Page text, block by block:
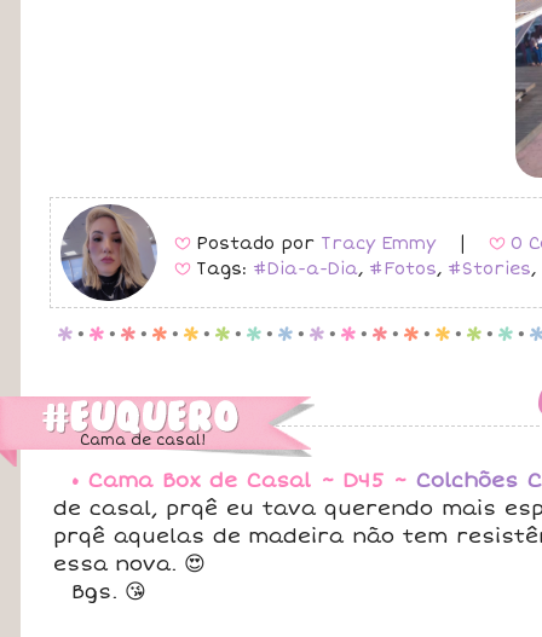
B Postado por Tracy Emmy B 0
B Tags: #Dia-a-Dia, #Fotos, #Stories,
p . p . p . p . p . p . p . p . p . p . p . p . p . p . p .
Cama de casal!
• Cama Box de Casal ~ D45 ~ Colchões
de casal, prqê eu tava querendo mais
prqê aquelas de madeira não tem
essa nova. 😍
Bgs. 😘